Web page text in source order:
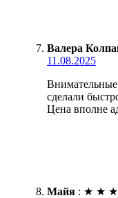
Валера
11.08.2025
сделали
Цена вполне
Майя : ★ ★ ★